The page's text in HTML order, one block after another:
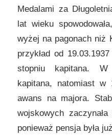
Medalami za
lat wieku
wyżej na pagonach niż
przykład od
stopniu kapitana.
kapitana, natomiast w
awans na majora.
wojskowych
ponieważ pensja była